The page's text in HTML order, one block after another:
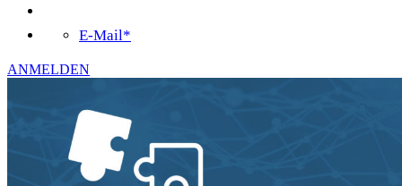
E-Mail*
ANMELDEN